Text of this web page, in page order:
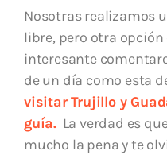
Nosotras realizamos
libre, pero otra opción
interesante
de un día como esta
visitar Trujillo y
guía. La verdad es
mucho la pena y te